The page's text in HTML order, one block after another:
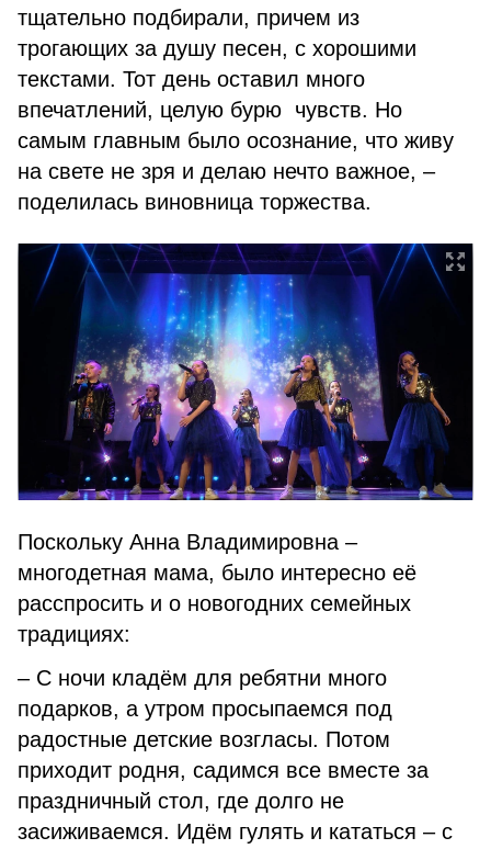
тщательно подбирали, причем из
трогающих за душу песен, с хорошими
текстами. Тот день оставил много
впечатлений, целую бурю чувств. Но
самым главным было осознание, что живу
на свете не зря и делаю нечто важное, –
поделилась виновница торжества.
Поскольку Анна Владимировна –
многодетная мама, было интересно её
расспросить и о новогодних семейных
традициях:
– С ночи кладём для ребятни много
подарков, а утром просыпаемся под
радостные детские возгласы. Потом
приходит родня, садимся все вместе за
праздничный стол, где долго не
засиживаемся. Идём гулять и кататься – с